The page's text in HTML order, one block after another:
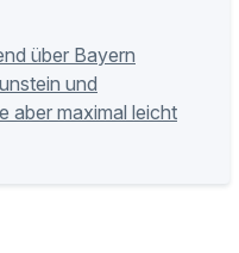
über Bayern
und
aber maximal leicht